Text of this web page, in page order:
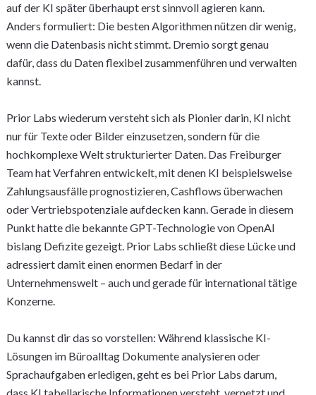
auf der KI später überhaupt erst sinnvoll agieren kann.
Anders formuliert: Die besten Algorithmen nützen dir wenig,
wenn die Datenbasis nicht stimmt. Dremio sorgt genau
dafür, dass du Daten flexibel zusammenführen und verwalten
kannst.
Prior Labs wiederum versteht sich als Pionier darin, KI nicht
nur für Texte oder Bilder einzusetzen, sondern für die
hochkomplexe Welt strukturierter Daten. Das Freiburger
Team hat Verfahren entwickelt, mit denen KI beispielsweise
Zahlungsausfälle prognostizieren, Cashflows überwachen
oder Vertriebspotenziale aufdecken kann. Gerade in diesem
Punkt hatte die bekannte GPT-Technologie von OpenAI
bislang Defizite gezeigt. Prior Labs schließt diese Lücke und
adressiert damit einen enormen Bedarf in der
Unternehmenswelt – auch und gerade für international tätige
Konzerne.
Du kannst dir das so vorstellen: Während klassische KI-
Lösungen im Büroalltag Dokumente analysieren oder
Sprachaufgaben erledigen, geht es bei Prior Labs darum,